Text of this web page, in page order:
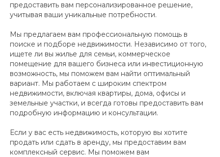
предоставить вам персонализированное решение,
учитывая ваши уникальные потребности.
Мы предлагаем вам профессиональную помощь в
поиске и подборе недвижимости. Независимо от того,
ищете ли вы жилье для семьи, коммерческое
помещение для вашего бизнеса или инвестиционную
возможность, мы поможем вам найти оптимальный
вариант. Мы работаем с широким спектром
недвижимости, включая квартиры, дома, офисы и
земельные участки, и всегда готовы предоставить вам
подробную информацию и консультации.
Если у вас есть недвижимость, которую вы хотите
продать или сдать в аренду, мы предоставим вам
комплексный сервис. Мы поможем вам